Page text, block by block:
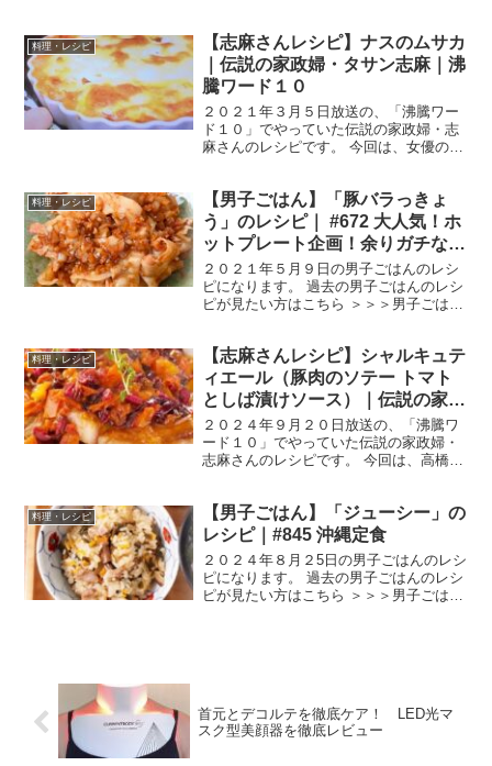
の板を張りました。 では、早速作り方で
す。 スパイシー...
料理・レシピ
【志麻さんレシピ】ナスのムサカ
｜伝説の家政婦・タサン志麻｜沸
騰ワード１０
２０２１年３月５日放送の、「沸騰ワー
ド１０」でやっていた伝説の家政婦・志
麻さんのレシピです。 今回は、女優の門
方です。 ナスのムサカ 材料 玉ねぎ 1/2
個 オリーブ...
料理・レシピ
【男子ごはん】「豚バラっきょ
う」のレシピ｜ #672 大人気！ホ
ットプレート企画！余りガチなお
惣菜を使った絶品３品
２０２１年５月９日の男子ごはんのレシ
ピになります。 過去の男子ごはんのレシ
ピが見たい方はこちら ＞＞＞男子ごはん
豚バラ薄切り肉 １２枚しょうゆ 大さ
じ２豆板醤 ...
料理・レシピ
【志麻さんレシピ】シャルキュテ
ィエール（豚肉のソテー トマト
としば漬けソース）｜伝説の家政
婦・タサン志麻｜沸騰ワード10
２０２４年９月２０日放送の、「沸騰ワ
ード１０」でやっていた伝説の家政婦・
志麻さんのレシピです。 今回は、高橋文
「秋食材で絶品料理１３連発」です。 で
は、早速作り方です。 ...
料理・レシピ
【男子ごはん】「ジューシー」の
レシピ｜#845 沖縄定食
２０２４年８月２5日の男子ごはんのレシ
ピになります。 過去の男子ごはんのレシ
ピが見たい方はこちら ＞＞＞男子ごはん
首元とデコルテを徹底ケア！ LED光マ
スク型美顔器を徹底レビュー